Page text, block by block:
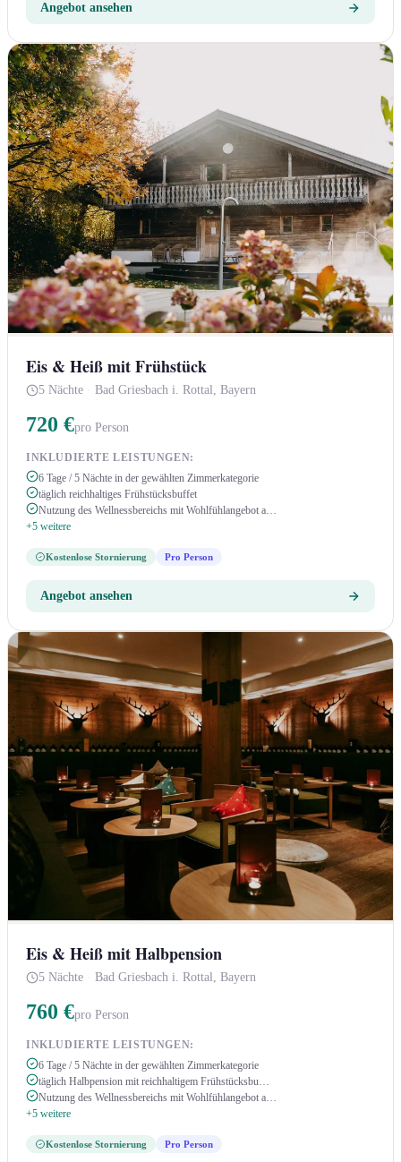
Angebot ansehen
Eis & Heiß mit Frühstück
5 Nächte · Bad Griesbach i. Rottal, Bayern
720 €pro Person
INKLUDIERTE LEISTUNGEN:
6 Tage / 5 Nächte in der gewählten Zimmerkategorie
täglich reichhaltiges Frühstücksbuffet
Nutzung des Wellnessbereichs mit Wohlfühlangebot a…
+5 weitere
Kostenlose Stornierung Pro Person
Angebot ansehen
Eis & Heiß mit Halbpension
5 Nächte · Bad Griesbach i. Rottal, Bayern
760 €pro Person
INKLUDIERTE LEISTUNGEN:
6 Tage / 5 Nächte in der gewählten Zimmerkategorie
täglich Halbpension mit reichhaltigem Frühstücksbu…
Nutzung des Wellnessbereichs mit Wohlfühlangebot a…
+5 weitere
Kostenlose Stornierung Pro Person